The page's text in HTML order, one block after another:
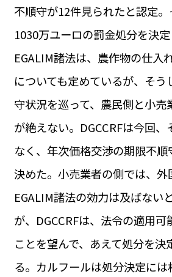
#アルザス地方
#フランスの地方 #フロ
不順守が12件見られたと認定。
1030万ユーロの罰金処分を決定
EGALIM諸法は、農作物の仕入
についても定めているが、そう
守状況を巡って、農民側と小売
が絶えない。DGCCRFは今回
なく、年次価格交渉の期限不順
決めた。小売業者の側では、外
EGALIM諸法の効力は及ばない
が、DGCCRFは、法令の適用
ことを望んで、あえて処分を決
る。カルフールは処分決定には